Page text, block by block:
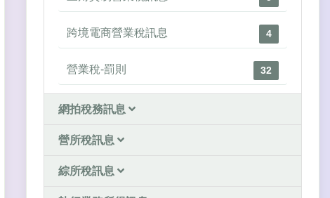
跨境電商營業稅訊息 4
營業稅-罰則 32
網拍稅務訊息
營所稅訊息
綜所稅訊息